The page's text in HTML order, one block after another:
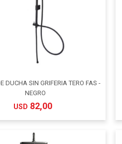
DUCHA SIN GRIFERIA TERO FAS -
NEGRO
USD 82,00